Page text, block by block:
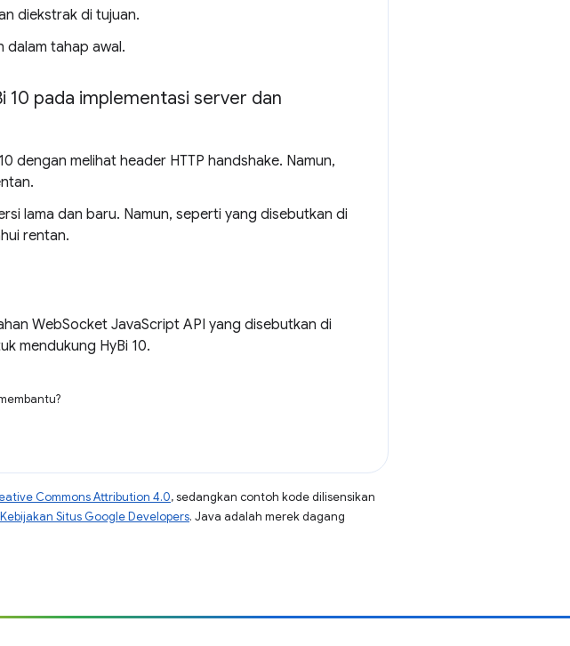
diekstrak di tujuan.
dalam tahap awal.
10 pada implementasi server dan
dengan melihat header HTTP handshake. Namun,
lama dan baru. Namun, seperti yang disebutkan di
rentan.
WebSocket JavaScript API yang disebutkan di
mendukung HyBi 10.
Commons Attribution 4.0, sedangkan contoh kode dilisensikan
Kebijakan Situs Google Developers. Java adalah merek dagang